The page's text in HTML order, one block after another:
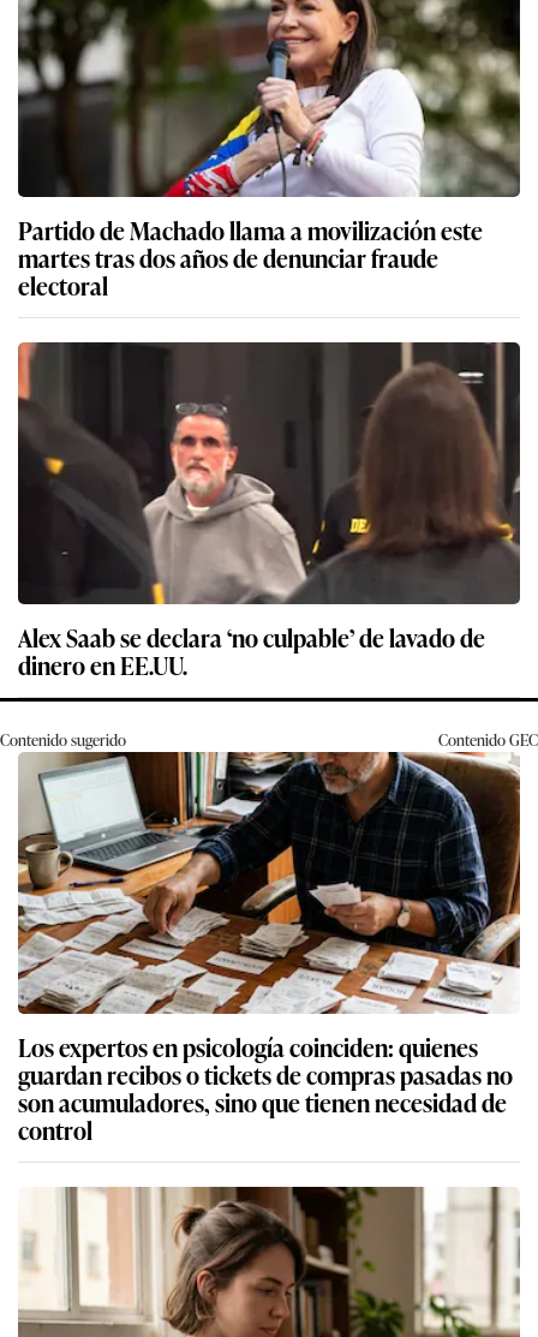
Partido de Machado llama a movilización este
martes tras dos años de denunciar fraude
electoral
Alex Saab se declara ‘no culpable’ de lavado de
dinero en EE.UU.
Contenido sugerido ContenidoGEC
Los expertos en psicología coinciden: quienes
guardan recibos o tickets de compras pasadas no
son acumuladores, sino que tienen necesidad de
control